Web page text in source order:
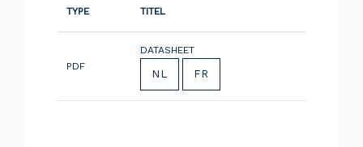
TYPE TITEL
PDF
DATASHEET
NL FR